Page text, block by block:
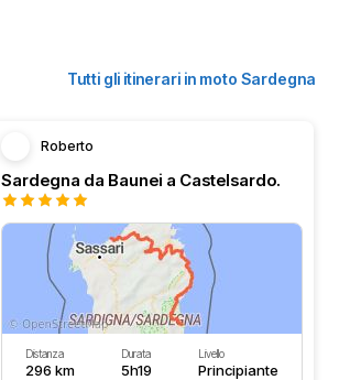
Tutti gli itinerari in moto Sardegna
Roberto
Sardegna da Baunei a Castelsardo.
Distanza
296 km
Durata
5h19
Livello
Principiante